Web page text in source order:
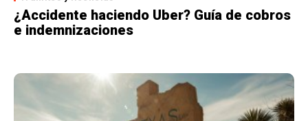
¿Accidente haciendo Uber? Guía de cobros
e indemnizaciones